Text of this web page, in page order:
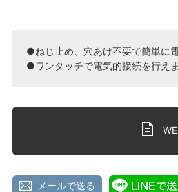
●ねじ止め、穴あけ不要で簡単に
●ワンタッチで電気的接続を行えま
メールで送る